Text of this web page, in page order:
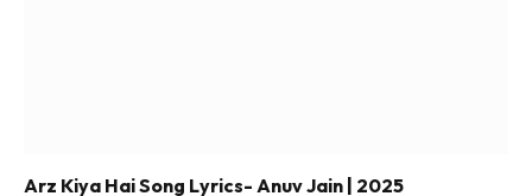
Arz Kiya Hai Song Lyrics- Anuv Jain | 2025